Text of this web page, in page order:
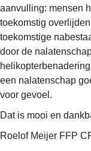
aanvulling: mensen
toekomstig
toekomstige
door de
een nalatenschap
voor gevoel.
Dat is mooi en
Roelof Meijer FFP